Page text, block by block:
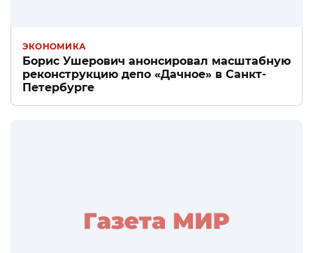
ЭКОНОМИКА
Борис Ушерович анонсировал масштабную
реконструкцию депо «Дачное» в Санкт-
Петербурге